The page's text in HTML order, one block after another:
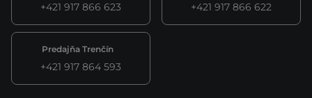
+421 917 866 623 +421 917 866 622
Predajňa Trenčín
+421 917 864 593